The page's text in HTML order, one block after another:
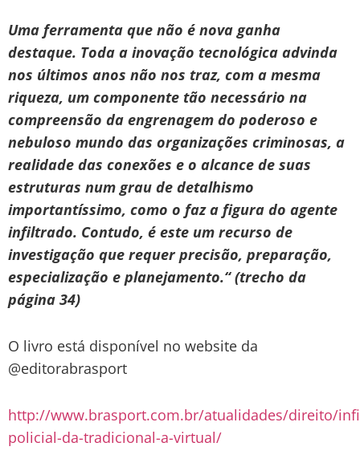
Uma ferramenta que não é nova ganha
destaque. Toda a inovação tecnológica advinda
nos últimos anos não nos traz, com a mesma
riqueza, um componente tão necessário na
compreensão da engrenagem do poderoso e
nebuloso mundo das organizações criminosas, a
realidade das conexões e o alcance de suas
estruturas num grau de detalhismo
importantíssimo, como o faz a figura do agente
infiltrado. Contudo, é este um recurso de
investigação que requer precisão, preparação,
especialização e planejamento.“ (trecho da
página 34)
O livro está disponível no website da
@editorabrasport
http://www.brasport.com.br/atualidades/direito/
policial-da-tradicional-a-virtual/